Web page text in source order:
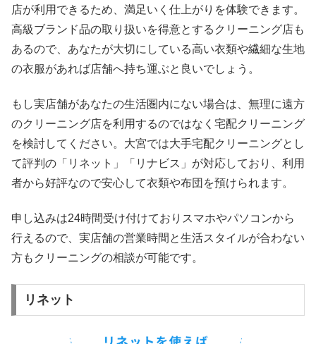
店が利用できるため、満足いく仕上がりを体験できます。
高級ブランド品の取り扱いを得意とするクリーニング店も
あるので、あなたが大切にしている高い衣類や繊細な生地
の衣服があれば店舗へ持ち運ぶと良いでしょう。
もし実店舗があなたの生活圏内にない場合は、無理に遠方
のクリーニング店を利用するのではなく宅配クリーニング
を検討してください。大宮では大手宅配クリーニングとし
て評判の「リネット」「リナビス」が対応しており、利用
者から好評なので安心して衣類や布団を預けられます。
申し込みは24時間受け付けておりスマホやパソコンから
行えるので、実店舗の営業時間と生活スタイルが合わない
方もクリーニングの相談が可能です。
リネット